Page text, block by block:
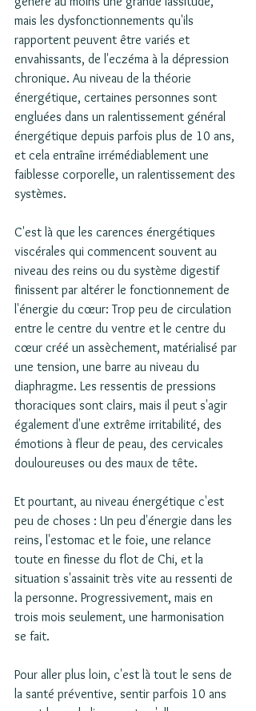
mais les dysfonctionnements qu'ils
rapportent peuvent être variés et
envahissants, de l'eczéma à la dépression
chronique. Au niveau de la théorie
énergétique, certaines personnes sont
engluées dans un ralentissement général
énergétique depuis parfois plus de 10 ans,
et cela entraîne irrémédiablement une
faiblesse corporelle, un ralentissement des
systèmes.
C'est là que les carences énergétiques
viscérales qui commencent souvent au
niveau des reins ou du système digestif
finissent par altérer le fonctionnement de
l'énergie du cœur: Trop peu de circulation
entre le centre du ventre et le centre du
cœur créé un assèchement, matérialisé par
une tension, une barre au niveau du
diaphragme. Les ressentis de pressions
thoraciques sont clairs, mais il peut s'agir
également d'une extrême irritabilité, des
émotions à fleur de peau, des cervicales
douloureuses ou des maux de tête.
Et pourtant, au niveau énergétique c'est
peu de choses : Un peu d'énergie dans les
reins, l'estomac et le foie, une relance
toute en finesse du flot de Chi, et la
situation s'assainit très vite au ressenti de
la personne. Progressivement, mais en
trois mois seulement, une harmonisation
se fait.
Pour aller plus loin, c'est là tout le sens de
la santé préventive, sentir parfois 10 ans